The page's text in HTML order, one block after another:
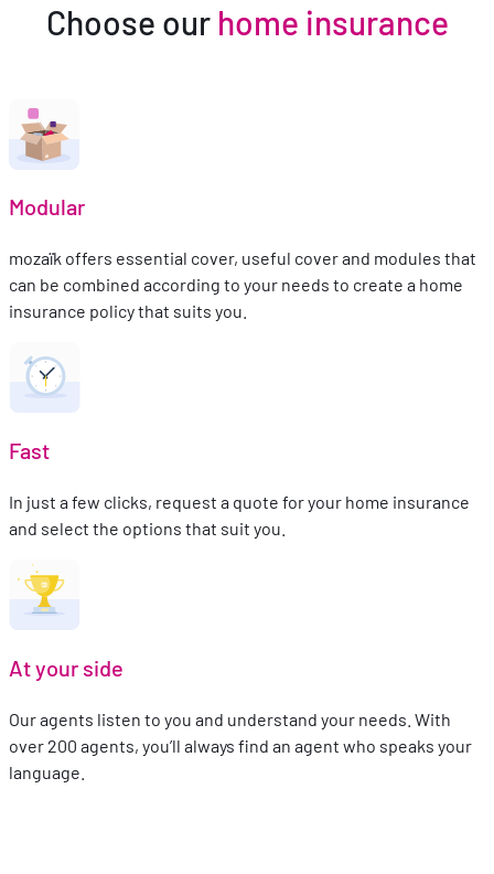
Choose our home insurance
Modular
mozaïk offers essential cover, useful cover and modules that
can be combined according to your needs to create a home
insurance policy that suits you.
Fast
In just a few clicks, request a quote for your home insurance
and select the options that suit you.
At your side
Our agents listen to you and understand your needs. With
over 200 agents, you’ll always find an agent who speaks your
language.